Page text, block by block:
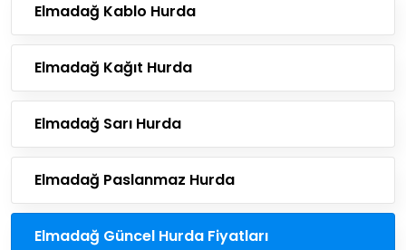
Elmadağ Kablo Hurda
Elmadağ Kağıt Hurda
Elmadağ Sarı Hurda
Elmadağ Paslanmaz Hurda
Elmadağ Güncel Hurda Fiyatları